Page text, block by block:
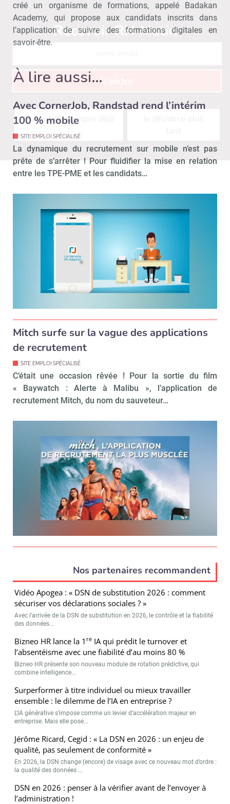
créé un organisme de formations, appelé Badakan
Academy, qui propose aux candidats inscrits dans
l’application de suivre des formations digitales en
savoir-être.
À lire aussi…
Avec CornerJob, Randstad rend l’intérim
100 % mobile
SITE EMPLOI SPÉCIALISÉ
La dynamique du recrutement sur mobile n’est pas
prête de s’arrêter ! Pour fluidifier la mise en relation
entre les TPE-PME et les candidats…
Mitch surfe sur la vague des applications
de recrutement
SITE EMPLOI SPÉCIALISÉ
C’était une occasion rêvée ! Pour la sortie du film
« Baywatch : Alerte à Malibu », l’application de
recrutement Mitch, du nom du sauveteur…
Nos partenaires recommandent
Vidéo Apogea : « DSN de substitution 2026 : comment
sécuriser vos déclarations sociales ? »
Avec l’arrivée de la DSN de substitution en 2026, le contrôle et la fiabilité
des données...
Bizneo HR lance la 1 re IA qui prédit le turnover et
l’absentéisme avec une fiabilité d’au moins 80 %
Bizneo HR présente son nouveau module de rotation prédictive, qui
combine intelligence...
Surperformer à titre individuel ou mieux travailler
ensemble : le dilemme de l’IA en entreprise ?
L’IA générative s’impose comme un levier d’accélération majeur en
entreprise. Mais elle pose...
Jérôme Ricard, Cegid : « La DSN en 2026 : un enjeu de
qualité, pas seulement de conformité »
En 2026, la DSN change (encore) de visage avec ce nouveau mot d’ordre :
la qualité des données ...
DSN en 2026 : penser à la vérifier avant de l’envoyer à
l’administration !
Recevoir RH MatinAbonnez-
Valider
Non merci, je reçois déjà